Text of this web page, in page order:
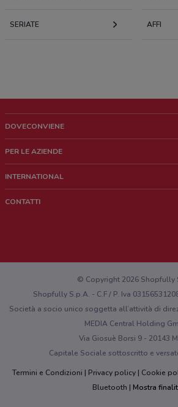
SERIATE AFFI
DOVECONVIENE
Chi siamo
Lavora con noi
PER LE AZIENDE
Richieste commerciali e marketing
INTERNATIONAL
CONTATTI
Hai un malfunzionamento sul web o sull'app?
© Copyright 2026 Shopfully
Shopfully S.p.A. - C.F / P. Iva
Società a socio unico soggetta all’attività di
MEDIA Central Holding
Via Giosuè Borsi 9 - 20143
Capitale Sociale sottoscritto e
Termini e Condizioni
Privacy policy Cookie
Bluetooth
Mostra